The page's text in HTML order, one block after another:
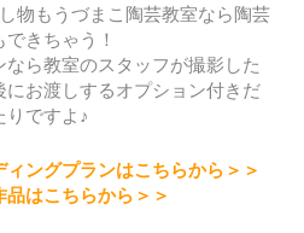
物もうづまこ陶芸教室なら陶芸
きちゃう！
ら教室のスタッフが撮影した
お渡しするオプション付きだ
ですよ♪
ングプランはこちらから＞＞
はこちらから＞＞